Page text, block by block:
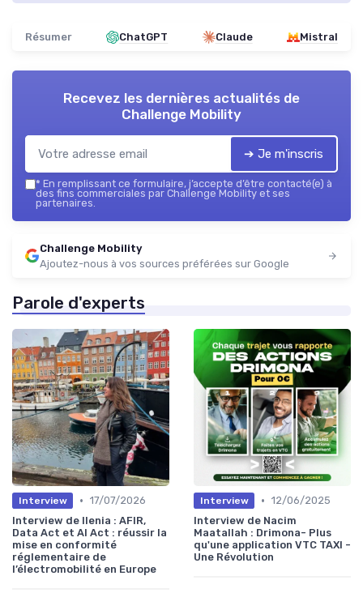
Résumer ChatGPT Claude Mistral
Recevez les dernières actualités de
Challenge Mobility
➔ Je m'inscris
* En remplissant ce formulaire, j’accepte d’être contacté(e) à
des fins commerciales par Challenge Mobility et ses
partenaires.
Challenge Mobility
Ajoutez-nous à vos sources préférées sur Google
Parole d'experts
Interview • 17/07/2026
Interview de Ilenia : AFIR,
Data Act et AI Act : réussir la
mise en conformité
réglementaire de
l’électromobilité en Europe
Interview • 12/06/2025
Interview de Nacim
Maatallah : Drimona- Plus
qu'une application VTC TAXI -
Une Révolution